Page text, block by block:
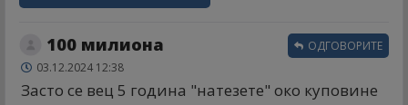
100 милиона
03.12.2024 12:38
Засто се вец 5 година "натезете" око куповине
ОДГОВОРИТЕ